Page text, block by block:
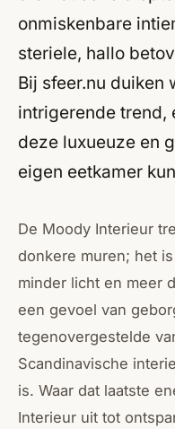
onmiskenbare
steriele, hallo
Bij sfeer.nu duiken
intrigerende trend,
deze luxueuze en
eigen eetkamer
De Moody Interieur
donkere muren; het
minder licht en meer
een gevoel van
tegenovergestelde
Scandinavische
is. Waar dat laatste
Interieur uit tot